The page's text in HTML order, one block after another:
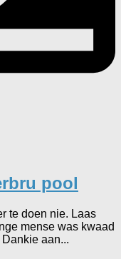
pool
te doen nie. Laas
mense was kwaad
aan...